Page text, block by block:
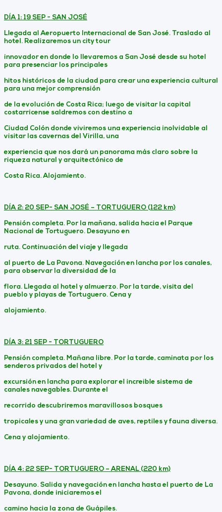
DÍA 1: 19 SEP - SAN JOSÉ
Llegada al Aeropuerto Internacional de San José. Traslado al
hotel. Realizaremos un city tour
innovador en donde lo llevaremos a San José desde su hotel
para presenciar los principales
hitos históricos de la ciudad para crear una experiencia cultural
para una mejor comprensión
de la evolución de Costa Rica; luego de visitar la capital
costarricense saldremos con destino a
Ciudad Colón donde viviremos una experiencia inolvidable al
visitar las cavernas del Virilla, una
experiencia que nos dará un panorama más claro sobre la
riqueza natural y arquitectónico de
Costa Rica. Alojamiento.
DÍA 2: 20 SEP- SAN JOSÉ – TORTUGUERO (122 km)
Pensión completa. Por la mañana, salida hacia el Parque
Nacional de Tortuguero. Desayuno en
ruta. Continuación del viaje y llegada
al puerto de La Pavona. Navegación en lancha por los canales,
para observar la diversidad de la
flora. Llegada al hotel y almuerzo. Por la tarde, visita del
pueblo y playas de Tortuguero. Cena y
alojamiento.
DÍA 3: 21 SEP - TORTUGUERO
Pensión completa. Mañana libre. Por la tarde, caminata por los
senderos privados del hotel y
excursión en lancha para explorar el increíble sistema de
canales navegables. Durante el
recorrido descubriremos maravillosos bosques
tropicales y una gran variedad de aves, reptiles y fauna diversa.
Cena y alojamiento.
DÍA 4: 22 SEP- TORTUGUERO – ARENAL (220 km)
Desayuno. Salida y navegación en lancha hasta el puerto de La
Pavona, donde iniciaremos el
camino hacia la zona de Guápiles.